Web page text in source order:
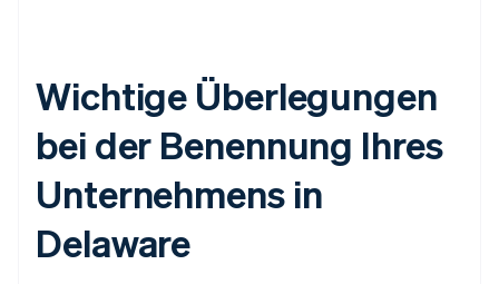
Wichtige Überlegungen
bei der Benennung Ihres
Unternehmens in
Delaware